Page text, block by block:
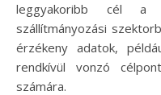
leggyakoribb cél a
szállítmányozási
érzékeny adatok,
rendkívül vonzó
számára.